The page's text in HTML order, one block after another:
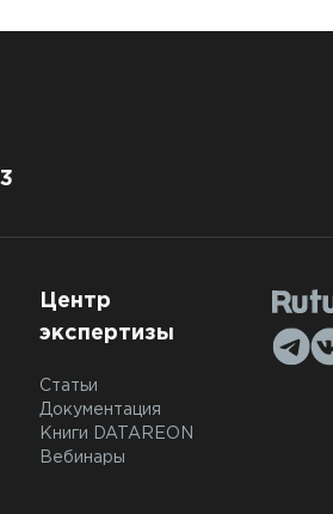
Центр
экспертизы
Статьи
Документация
Книги DATAREON
Вебинары